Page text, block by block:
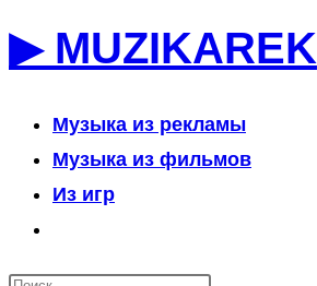
к▶ MUZIKAREK
Музыка из рекламы
Музыка из фильмов
Из игр